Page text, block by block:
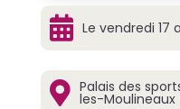
 Le vendredi 17
 Palais des
les-Moulineaux